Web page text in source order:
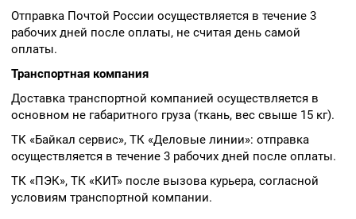
Отправка Почтой России осуществляется в течение 3
рабочих дней после оплаты, не считая день самой
оплаты.
Транспортная компания
Доставка транспортной компанией осуществляется в
основном не габаритного груза (ткань, вес свыше 15 кг).
ТК «Байкал сервис», ТК «Деловые линии»: отправка
осуществляется в течение 3 рабочих дней после оплаты.
ТК «ПЭК», ТК «КИТ» после вызова курьера, согласной
условиям транспортной компании.